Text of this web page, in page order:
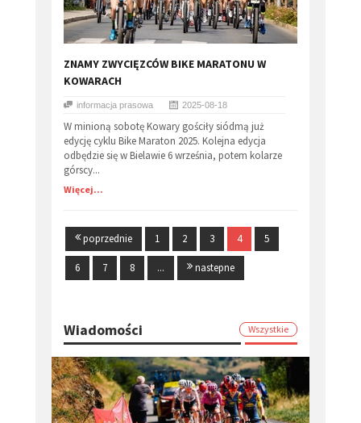
​ZNAMY ZWYCIĘZCÓW BIKE MARATONU W
KOWARACH
informacja prasowa 2025-08-18
W minioną sobotę Kowary gościły siódmą już
edycję cyklu Bike Maraton 2025. Kolejna edycja
odbędzie się w Bielawie 6 września, potem kolarze
górscy...
Więcej...
poprzednie 1 2 3 4 5
6 7 8 ... nastepne
Wiadomości Wszystkie